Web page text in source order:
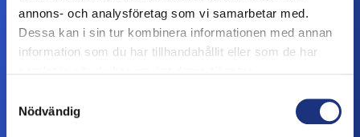
annons- och analysföretag som vi samarbetar med.
Dessa kan i sin tur kombinera informationen med annan
information som du har tillhandahållit eller som de har
Nödvändig